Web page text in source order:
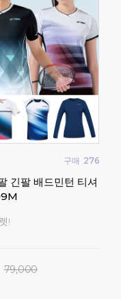
구매0
100 테니스라켓